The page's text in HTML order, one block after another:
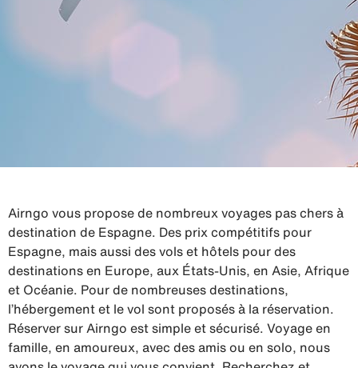
Airngo vous propose de nombreux voyages pas chers à
destination de Espagne. Des prix compétitifs pour
Espagne, mais aussi des vols et hôtels pour des
destinations en Europe, aux États-Unis, en Asie, Afrique
et Océanie. Pour de nombreuses destinations,
l’hébergement et le vol sont proposés à la réservation.
Réserver sur Airngo est simple et sécurisé. Voyage en
famille, en amoureux, avec des amis ou en solo, nous